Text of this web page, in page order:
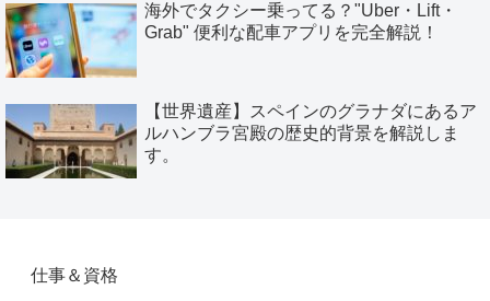
海外でタクシー乗ってる？"Uber・Lift・
Grab" 便利な配車アプリを完全解説！
【世界遺産】スペインのグラナダにあるア
ルハンブラ宮殿の歴史的背景を解説しま
す。
仕事＆資格